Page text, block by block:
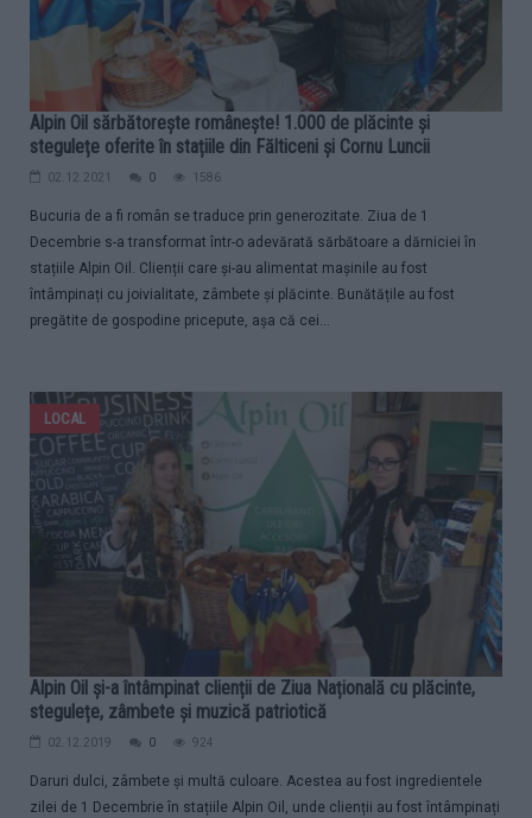
Alpin Oil sărbătorește românește! 1.000 de plăcinte și
stegulețe oferite în stațiile din Fălticeni și Cornu Luncii
02.12.2021 0 1586
Bucuria de a fi român se traduce prin generozitate. Ziua de 1
Decembrie s-a transformat într-o adevărată sărbătoare a dărniciei în
stațiile Alpin Oil. Clienții care și-au alimentat mașinile au fost
întâmpinați cu joivialitate, zâmbete și plăcinte. Bunătățile au fost
pregătite de gospodine pricepute, așa că cei...
LOCAL
Alpin Oil și-a întâmpinat clienții de Ziua Națională cu plăcinte,
stegulețe, zâmbete și muzică patriotică
02.12.2019 0 924
Daruri dulci, zâmbete și multă culoare. Acestea au fost ingredientele
zilei de 1 Decembrie în stațiile Alpin Oil, unde clienții au fost întâmpinați